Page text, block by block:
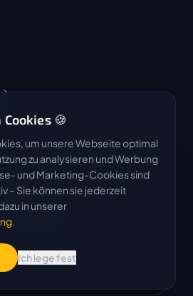
4.9 / 5
★★★★★
auf 50 Bewertungen
Google
🍪
um unsere Webseite optimal
zu analysieren und Werbung
und Marketing-Cookies sind
– Sie können sie jederzeit
in unserer
.
Ich lege fest